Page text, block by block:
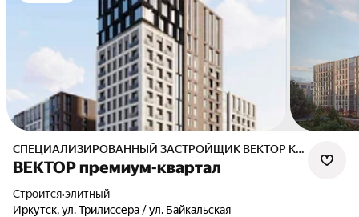
СПЕЦИАЛИЗИРОВАННЫЙ ЗАСТРОЙЩИК ВЕКТОР КВАРТАЛ
ВЕКТОР премиум-квартал
Строится•элитный
Иркутск, ул. Трилиссера / ул. Байкальская